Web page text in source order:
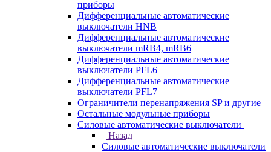
приборы
Дифференциальные автоматические
выключатели HNB
Дифференциальные автоматические
выключатели mRB4, mRB6
Дифференциальные автоматические
выключатели PFL6
Дифференциальные автоматические
выключатели PFL7
Ограничители перенапряжения SP и другие
Остальные модульные приборы
Силовые автоматические выключатели
Назад
Силовые автоматические выключатели